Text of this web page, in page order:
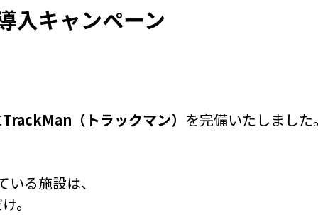
入キャンペーン
TrackMan（トラックマン） を完備いたしました。
る施設は、
。